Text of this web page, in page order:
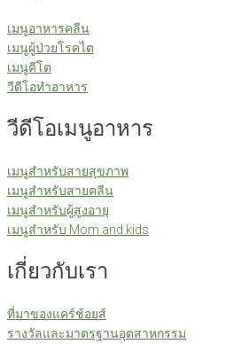
เมนูอาหารคลีน
เมนูผู้ป่วยโรคไต
เมนูคีโต
วีดีโอทำอาหาร
วีดีโอเมนูอาหาร
เมนูสำหรับสายสุขภาพ
เมนูสำหรับสายคลีน
เมนูสำหรับผู้สูงอายุ
เมนูสำหรับ Mom and kids
เกี่ยวกับเรา
ที่มาของแคร์ช้อยส์
รางวัลและมาตรฐานอุตสาหกรรม